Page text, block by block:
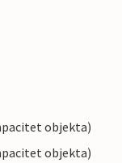
objekta)
objekta)